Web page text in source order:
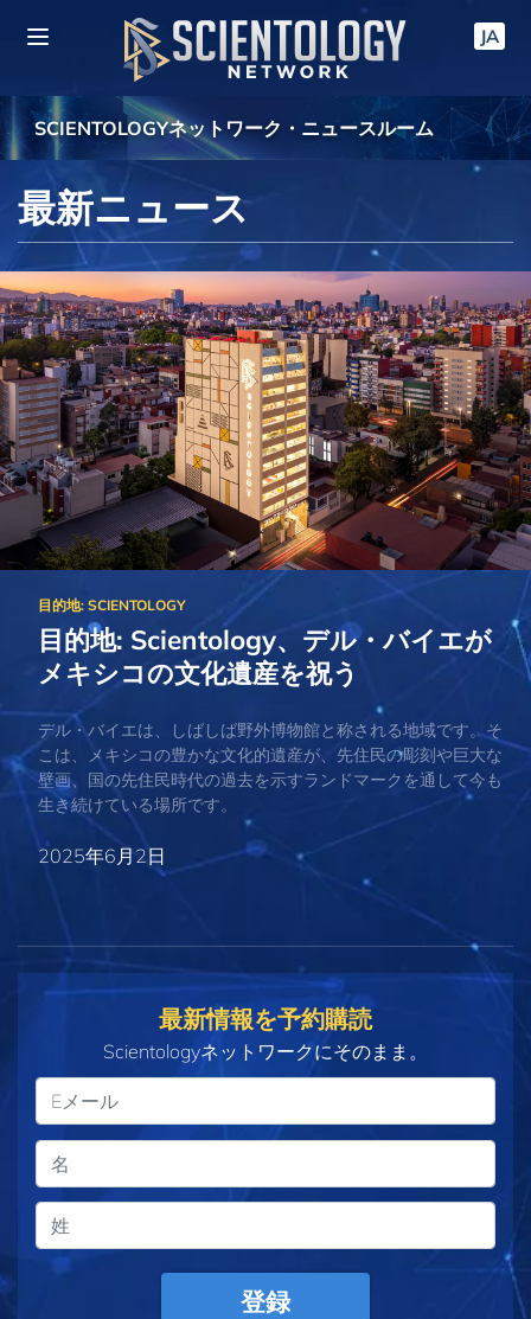
JA
SCIENTOLOGYネットワーク・ニュースルーム
最新ニュース
目的地: Scientology、デル・バイエが
メキシコの文化遺産を祝う
デル・バイエは、しばしば野外博物館と称される地域です。そ
こは、メキシコの豊かな文化的遺産が、先住民の彫刻や巨大な
壁画、国の先住民時代の過去を示すランドマークを通して今も
生き続けている場所です。
2025年6月2日
最新情報を予約購読
Scientologyネットワークにそのまま。
登録